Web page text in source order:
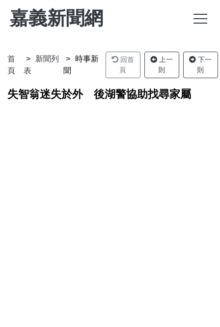
嘉義新聞網
首
頁
新聞列
表
時事新
聞
回首
頁
上一
則
下一
則
失智翁迷失於外 後湖警協助找尋家屬